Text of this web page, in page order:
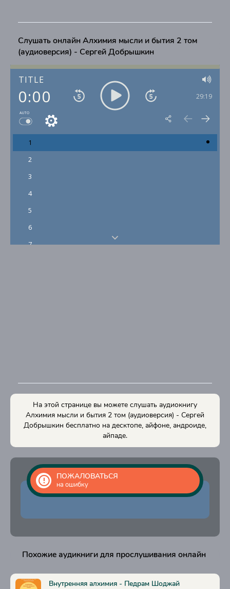
Слушать онлайн Алхимия мысли и бытия 2 том
(аудиоверсия) - Сергей Добрышкин
TITLE
0:00 29:19
AUTO
1
2
3
4
5
6
7
16
17
18
19
20
21
27
На этой странице вы можете слушать аудиокнигу
Алхимия мысли и бытия 2 том (аудиоверсия) - Сергей
Добрышкин бесплатно на десктопе, айфоне, андроиде,
айпаде.
ПОЖАЛОВАТЬСЯ
на ошибку
Похожие аудикниги для прослушивания онлайн
Внутренняя алхимия - Педрам Шоджай